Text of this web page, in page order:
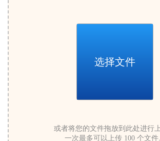
选择文件
或者将您的文件拖放到此处进行上
一次最多可以上传 100 个文件